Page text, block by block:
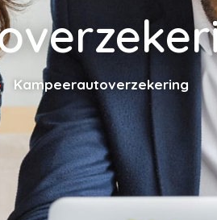
Kampeerautoverzekering